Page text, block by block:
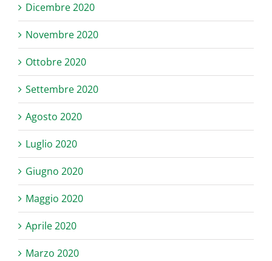
Dicembre 2020
Novembre 2020
Ottobre 2020
Settembre 2020
Agosto 2020
Luglio 2020
Giugno 2020
Maggio 2020
Aprile 2020
Marzo 2020